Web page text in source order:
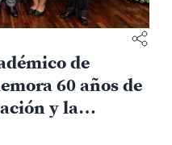
de
60 años de
y la